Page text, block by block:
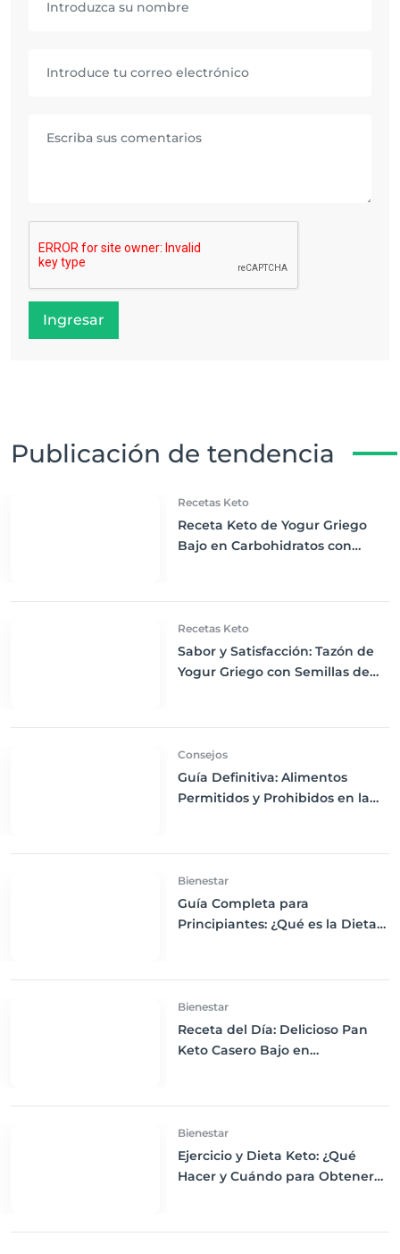
Ingresar
Publicación de tendencia
Recetas Keto
Receta Keto de Yogur Griego
Bajo en Carbohidratos con
Recetas Keto
Sabor y Satisfacción: Tazón de
Yogur Griego con Semillas de
Consejos
Guía Definitiva: Alimentos
Permitidos y Prohibidos en la
Bienestar
Guía Completa para
Principiantes: ¿Qué es la Dieta
Bienestar
Receta del Día: Delicioso Pan
Keto Casero Bajo en
Bienestar
Ejercicio y Dieta Keto: ¿Qué
Hacer y Cuándo para Obtener